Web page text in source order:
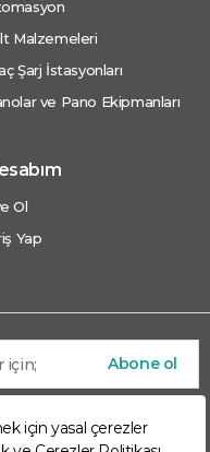
için yasal çerezler
Malzemeleri
Şarj İstasyonları
ve Pano Ekipmanları
Ol
Yap
Abone ol